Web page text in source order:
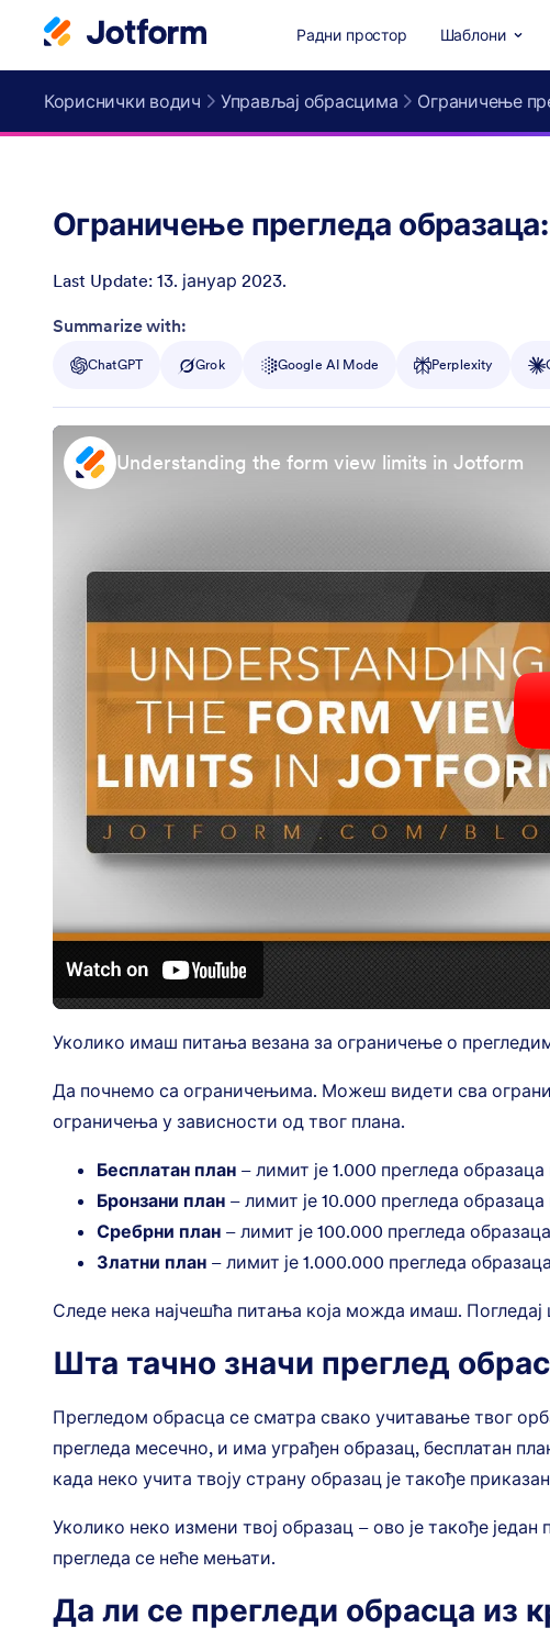
Радни простор Шаблони
Кориснички водич Управљај обрасцима Ограничење
Ограничење прегледа
Last Update: 13. јануар 2023.
Post ID
Summarize with:
ChatGPT Grok Google AI Mode Perplexity
Understanding the form view limits in Jotform
Уколико имаш питања везана за ограничење о
Да почнемо са ограничењима. Можеш видети сва
ограничења у зависности од твог плана.
Бесплатан план – лимит је 1.000 прегледа
Бронзани план – лимит је 10.000 прегледа
Сребрни план – лимит је 100.000 прегледа
Златни план – лимит је 1.000.000 прегледа
Следе нека најчешћа питања која можда имаш.
Шта тачно значи преглед
Прегледом обрасца се сматра свако учитавање твог
прегледа месечно, и има уграђен образац, бесплатан
када неко учита твоју страну образац је такође
Уколико неко измени твој образац – ово је такође
прегледа се неће мењати.
Да ли се прегледи обрасца из